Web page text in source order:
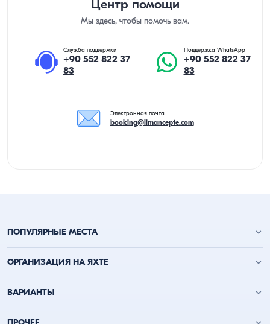
Центр помощи
Мы здесь, чтобы помочь вам.
Служба поддержки
+90 552 822 37
83
Поддержка WhatsApp
+90 552 822 37
83
Электронная почта
booking@limancepte.com
ПОПУЛЯРНЫЕ МЕСТА
Анталья аренда яхт
Каш аренда яхт
Калкан аренда яхт
Фетхие аренда яхт
ОРГАНИЗАЦИЯ НА ЯХТЕ
День рождения на яхте
ВАРИАНТЫ
Аренда яхты на день